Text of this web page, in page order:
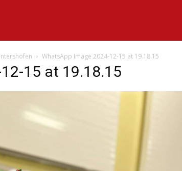
WhatsApp Image 2024-12-15 at 19.18.15
15 at 19.18.15